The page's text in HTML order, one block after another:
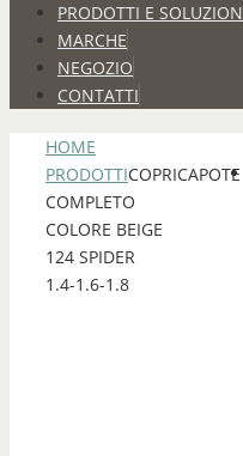
PRODOTTI E
MARCHE
NEGOZIO
CONTATTI
HOME
PRODOTTICOPRICAPOTE
COMPLETO
COLORE BEIGE
124 SPIDER
1.4-1.6-1.8